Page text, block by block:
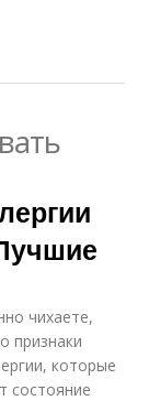
чихаете,
признаки
которые
состояние